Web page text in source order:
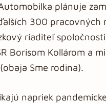
plánuje
300 pracovných
riaditeľ
Borisom Kollárom a
Sme rodina).
napriek